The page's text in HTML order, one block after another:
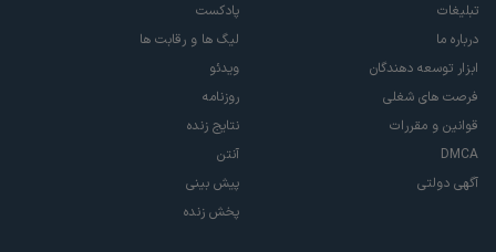
تبلیغات
درباره ما
ابزار توسعه دهندگان
فرصت های شغلی
قوانین و مقررات
DMCA
آگهی دولتی
پادکست
لیگ ها و رقابت ها
ویدئو
روزنامه
نتایج زنده
آنتن
پیش بینی
پخش زنده